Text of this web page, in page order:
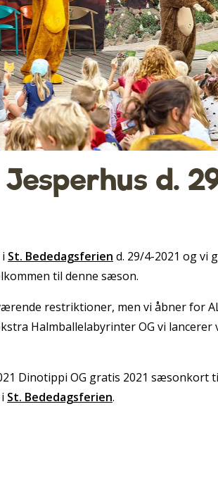
d.
St. Bededagsferien d. 29/4-2021 og vi
til denne sæson.
restriktioner, men vi åbner for
Halmballelabyrinter OG vi lancerer
Dinotippi OG gratis 2021 sæsonkort
St. Bededagsferien.